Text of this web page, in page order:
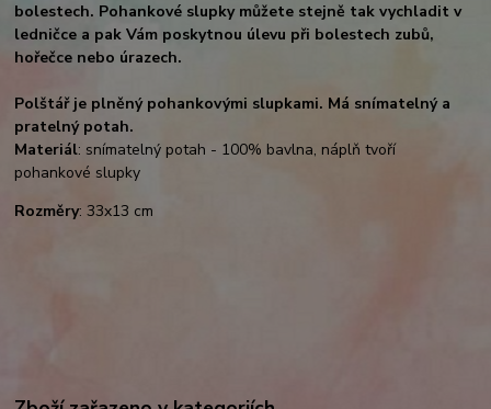
bolestech. Pohankové slupky můžete stejně tak vychladit v
ledničce a pak Vám poskytnou úlevu při bolestech zubů,
hořečce nebo úrazech.
Polštář je plněný pohankovými slupkami. Má snímatelný a
pratelný potah.
Materiál: snímatelný potah - 100% bavlna, náplň tvoří
pohankové slupky
Rozměry: 33x13 cm